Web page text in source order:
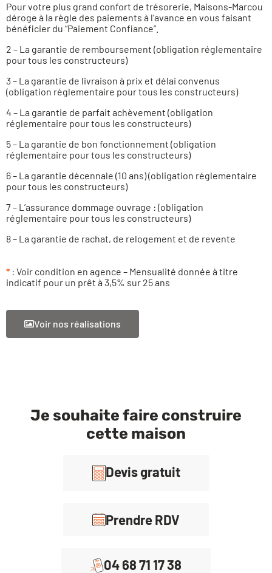
Pour votre plus grand confort de trésorerie, Maisons-Marcou
déroge à la règle des paiements à l’avance en vous faisant
bénéficier du “Paiement Confiance”.
2 – La garantie de remboursement (obligation réglementaire
pour tous les constructeurs)
3 – La garantie de livraison à prix et délai convenus
(obligation réglementaire pour tous les constructeurs)
4 – La garantie de parfait achèvement (obligation
réglementaire pour tous les constructeurs)
5 – La garantie de bon fonctionnement (obligation
réglementaire pour tous les constructeurs)
6 – La garantie décennale (10 ans) (obligation réglementaire
pour tous les constructeurs)
7 – L’assurance dommage ouvrage : (obligation
réglementaire pour tous les constructeurs)
8 – La garantie de rachat, de relogement et de revente
* : Voir condition en agence – Mensualité donnée à titre
indicatif pour un prêt à 3,5% sur 25 ans
Voir nos réalisations
Je souhaite faire construire
cette maison
Devis gratuit
Prendre RDV
04 68 71 17 38